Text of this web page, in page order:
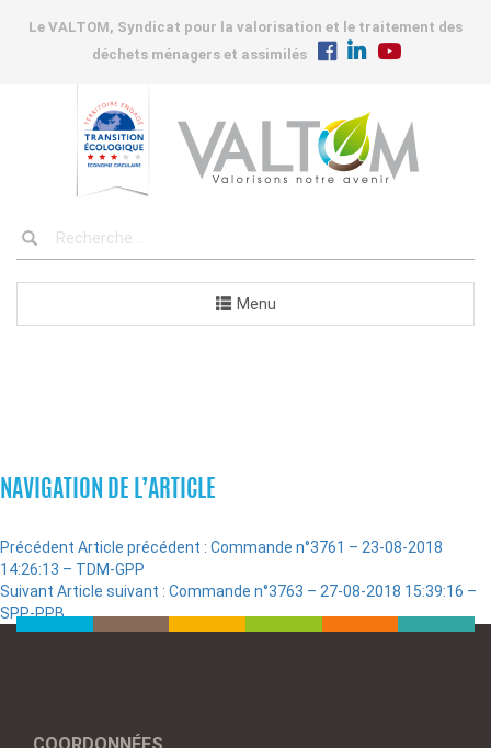
Le VALTOM, Syndicat pour la valorisation et le traitement des
déchets ménagers et assimilés
Menu
NAVIGATION DE L’ARTICLE
Précédent Article précédent : Commande n°3761 – 23-08-2018
14:26:13 – TDM-GPP
Suivant Article suivant : Commande n°3763 – 27-08-2018 15:39:16 –
SPP-PPB